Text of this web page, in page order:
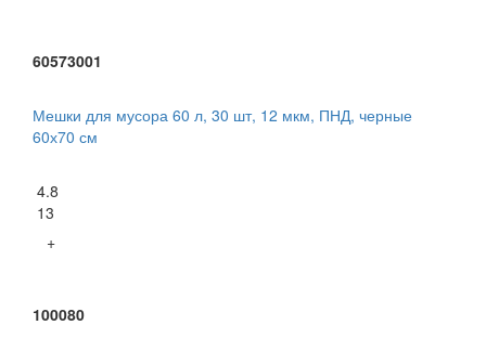
60573001
Мешки для мусора 60 л, 30 шт, 12 мкм, ПНД, черные
60х70 см
4.8
13
+
100080